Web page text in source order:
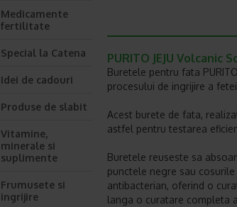
PURITO JEJU
Buretele pentru fata
procesului de ingrijire a
Acest burete de fata,
astfel pentru testarea
Buretele reuseste sa
punctele negre sau
antibacterian, oferind o
langa o curatare completa
Medicamente
fertilitate
Special la Catena
Idei de cadouri
Produse de slabit
Vitamine,
minerale si
suplimente
Frumusete si
ingrijire